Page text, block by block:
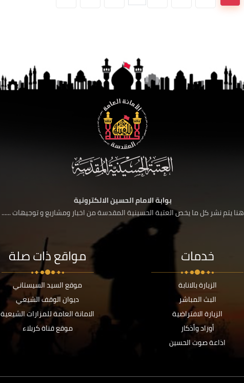
بوابة الامام الحسين الالكترونية
هنا يتم نشر كل ما يخص العتبة الحسينية المقدسة من اخبار ومشاريع و توجيهات ......
خدمات
الزيارة بالانابة
البث المباشر
الزيارة الافتراضية
أوراد وأذكار
اذاعة صوت الحسين
مواقع ذات صلة
موقع السيد السيستاني
ديوان الوقف الشيعي
الامانة العامة للمزارات الشيعية
موقع قناة كربلاء